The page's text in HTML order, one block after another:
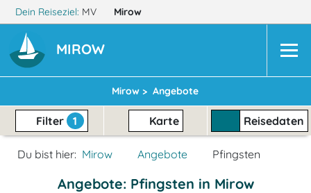
Dein Reiseziel: MV Mirow
MIROW
Mirow > Angebote
Filter 1 Karte Reisedaten
Du bist hier: Mirow Angebote Pfingsten
Angebote: Pfingsten in Mirow